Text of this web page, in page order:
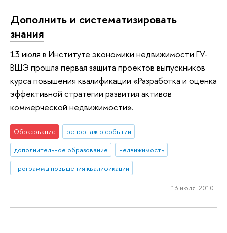
Дополнить и систематизировать
знания
13 июля в Институте экономики недвижимости ГУ-
ВШЭ прошла первая защита проектов выпускников
курса повышения квалификации «Разработка и оценка
эффективной стратегии развития активов
коммерческой недвижимости».
Образование
репортаж о событии
дополнительное образование
недвижимость
программы повышения квалификации
13 июля 2010